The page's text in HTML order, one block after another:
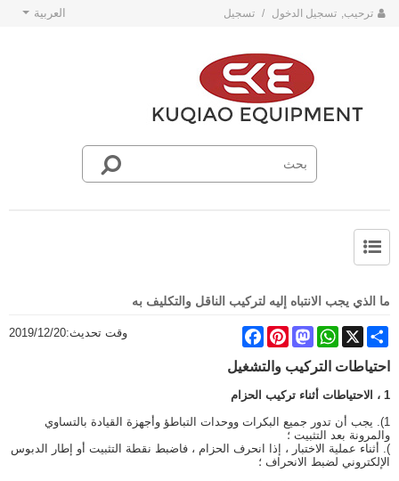
ترحيب, تسجيل الدخول / تسجيل العربية
ما الذي يجب الانتباه إليه لتركيب الناقل والتكليف به
Share
FacebookPinterestMastodon
WhatsApp X وقت تحديث:2019/12/20
احتياطات التركيب والتشغيل
1 ، الاحتياطات أثناء تركيب الحزام
1). يجب أن تدور جميع البكرات ووحدات التباطؤ وأجهزة القيادة بالتساوي
والمرونة بعد التثبيت ؛
). أثناء عملية الاختبار ، إذا انحرف الحزام ، فاضبط نقطة التثبيت أو إطار الدبوس
الإلكتروني لضبط الانحراف ؛